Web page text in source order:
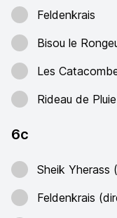
Feldenkrais
Bisou le
Les
Rideau de Pluie
6c
Sheik Yherass
Feldenkrais